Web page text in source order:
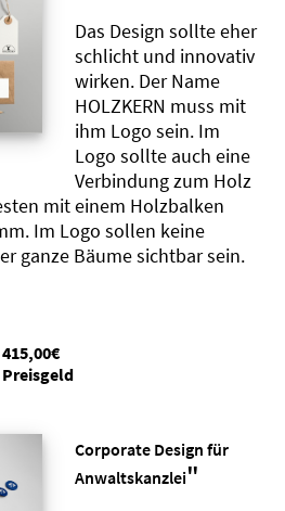
Das Design sollte eher
schlicht und innovativ
wirken. Der Name
HOLZKERN muss mit
ihm Logo sein. Im
Logo sollte auch eine
Verbindung zum Holz
mit einem Holzbalken
Im Logo sollen keine
ganze Bäume sichtbar sein.
415,00€
Preisgeld
Corporate Design für
Anwaltskanzlei"